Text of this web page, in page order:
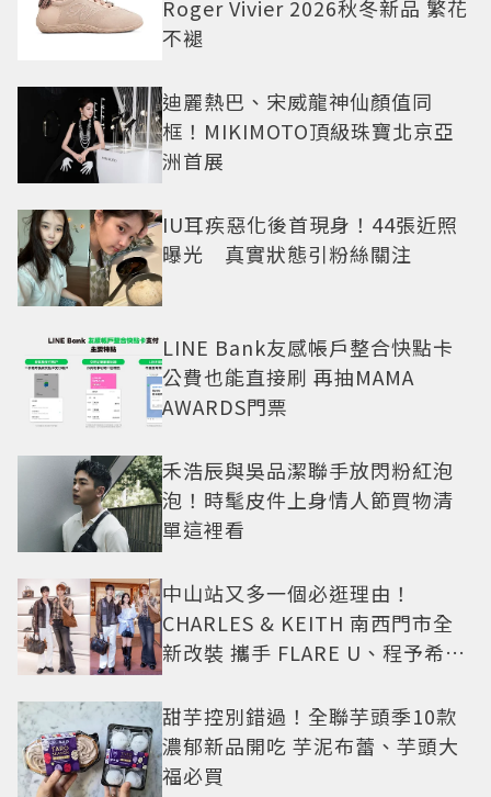
Roger Vivier 2026秋冬新品 繁花
不褪
迪麗熱巴、宋威龍神仙顏值同
框！MIKIMOTO頂級珠寶北京亞
洲首展
IU耳疾惡化後首現身！44張近照
曝光 真實狀態引粉絲關注
LINE Bank友感帳戶整合快點卡
公費也能直接刷 再抽MAMA
AWARDS門票
禾浩辰與吳品潔聯手放閃粉紅泡
泡！時髦皮件上身情人節買物清
單這裡看
中山站又多一個必逛理由！
CHARLES & KEITH 南西門市全
新改裝 攜手 FLARE U、程予希演
甜芋控別錯過！全聯芋頭季10款
濃郁新品開吃 芋泥布蕾、芋頭大
福必買